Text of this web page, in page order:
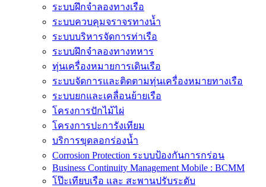
ระบบฝึกจำลองทางเรือ
ระบบควบคุมจราจรทางน้ำ
ระบบบริหารจัดการท่าเรือ
ระบบฝึกจำลองทางทหาร
ทุ่นเครื่องหมายการเดินเรือ
ระบบจัดการและติดตามทุ่นเครื่องหมายทางเรือ
ระบบยกและเคลื่อนย้ายเรือ
โครงการปักไม้ไผ่
โครงการปะการังเทียม
บริการขุดลอกร่องน้ำ
Corrosion Protection ระบบป้องกันการกร่อน
Business Continuity Management Mobile : BCMM
โป๊ะเทียบเรือ และ สะพานปรับระดับ